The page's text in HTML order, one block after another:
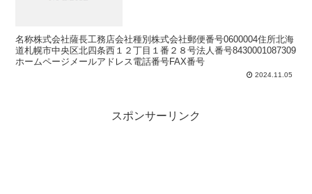
名称株式会社薩長工務店会社種別株式会社郵便番号0600004住所北海
道札幌市中央区北四条西１２丁目１番２８号法人番号8430001087309
ホームページメールアドレス電話番号FAX番号
2024.11.05
スポンサーリンク